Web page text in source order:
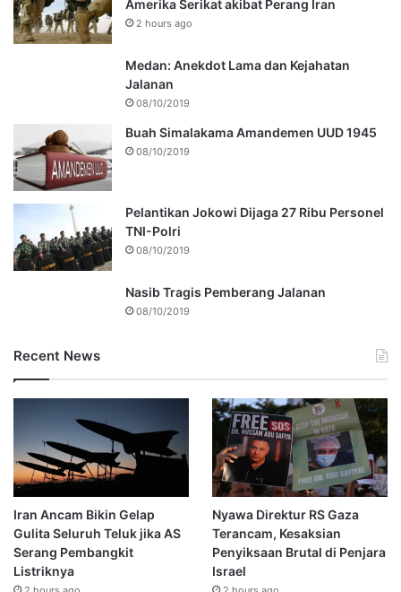
Amerika Serikat akibat Perang Iran
2 hours ago
Medan: Anekdot Lama dan Kejahatan
Jalanan
08/10/2019
Buah Simalakama Amandemen UUD 1945
08/10/2019
Pelantikan Jokowi Dijaga 27 Ribu Personel
TNI-Polri
08/10/2019
Nasib Tragis Pemberang Jalanan
08/10/2019
Recent News
Iran Ancam Bikin Gelap
Gulita Seluruh Teluk jika AS
Serang Pembangkit
Listriknya
Nyawa Direktur RS Gaza
Terancam, Kesaksian
Penyiksaan Brutal di Penjara
Israel